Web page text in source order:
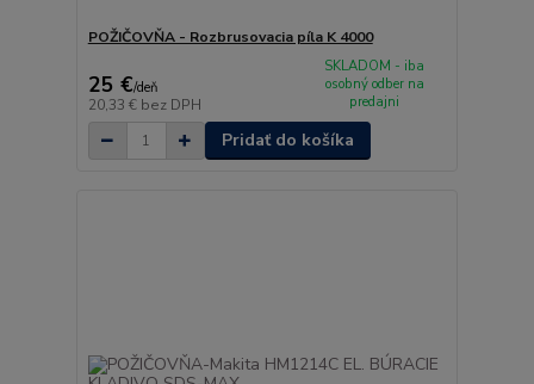
POŽIČOVŇA - Rozbrusovacia píla K 4000
25 €/deň
20,33 € bez DPH
SKLADOM - iba
osobný odber na
predajni
Pridať do košíka